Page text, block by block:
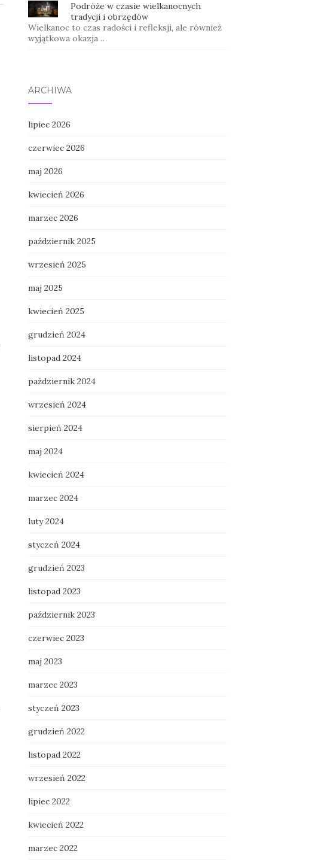
Podróże w czasie wielkanocnych
tradycji i obrzędów
Wielkanoc to czas radości i refleksji, ale również
wyjątkowa okazja …
ARCHIWA
lipiec 2026
czerwiec 2026
maj 2026
kwiecień 2026
marzec 2026
październik 2025
wrzesień 2025
maj 2025
kwiecień 2025
grudzień 2024
listopad 2024
październik 2024
wrzesień 2024
sierpień 2024
maj 2024
kwiecień 2024
marzec 2024
luty 2024
styczeń 2024
grudzień 2023
listopad 2023
październik 2023
czerwiec 2023
maj 2023
marzec 2023
styczeń 2023
grudzień 2022
listopad 2022
wrzesień 2022
lipiec 2022
kwiecień 2022
marzec 2022